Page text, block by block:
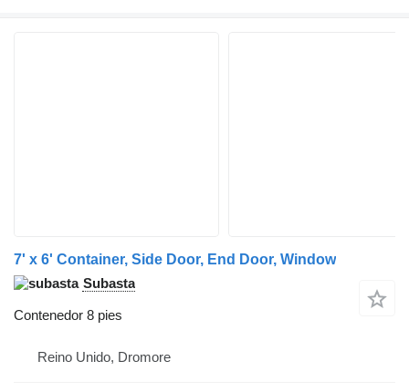
7' x 6' Container, Side Door, End Door, Window
Subasta
Contenedor 8 pies
Reino Unido, Dromore